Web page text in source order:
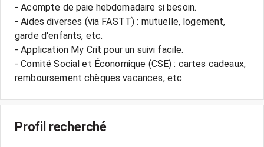
- Acompte de paie hebdomadaire si besoin.
- Aides diverses (via FASTT) : mutuelle, logement,
garde d'enfants, etc.
- Application My Crit pour un suivi facile.
- Comité Social et Économique (CSE) : cartes cadeaux,
Profil recherché